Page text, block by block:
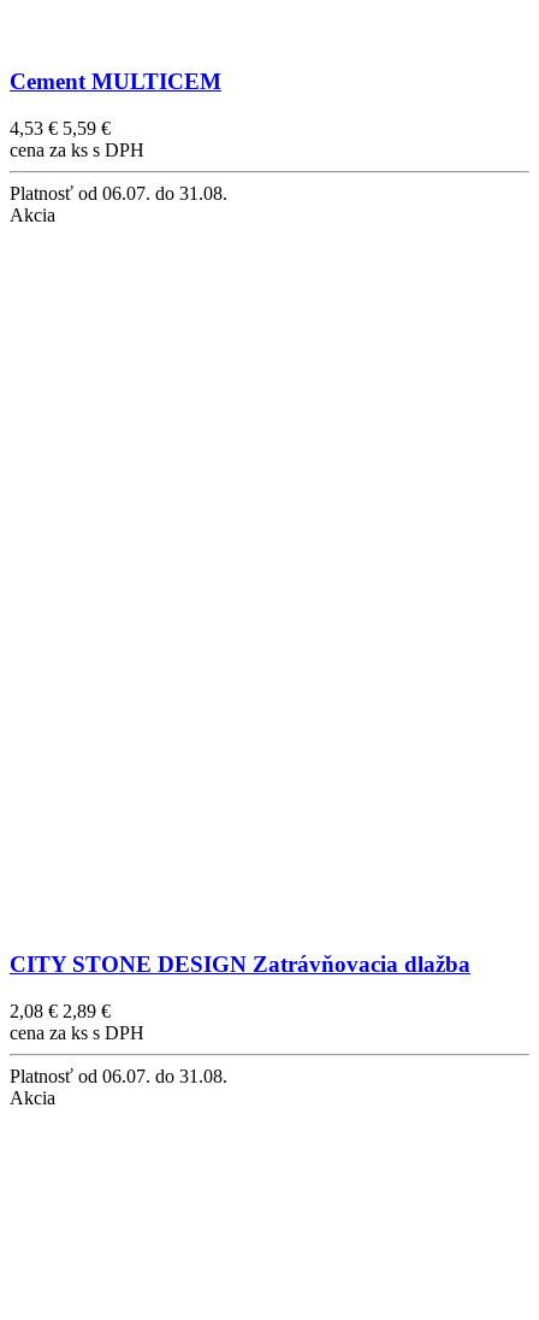
Cement MULTICEM
4,53 € 5,59 €
cena za ks s DPH
Platnosť od 06.07. do 31.08.
Akcia
CITY STONE DESIGN Zatrávňovacia dlažba
2,08 € 2,89 €
cena za ks s DPH
Platnosť od 06.07. do 31.08.
Akcia